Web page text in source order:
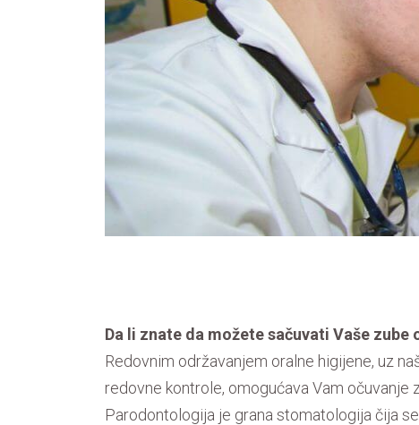
Da li znate da možete sačuvati Vaše
Redovnim održavanjem oralne higijene, uz
redovne kontrole, omogućava Vam očuvanje
Parodontologija je grana stomatologija čija